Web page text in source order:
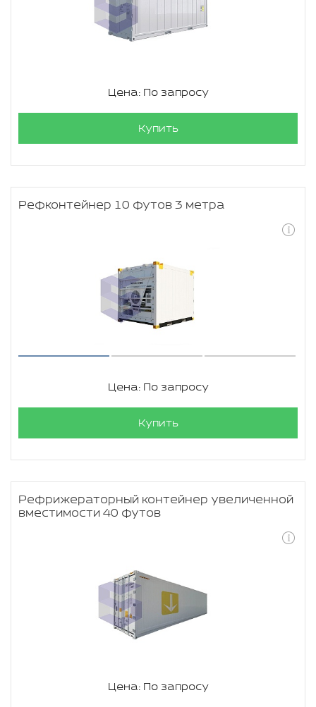
Цена: По запросу
Купить
Рефконтейнер 10 футов 3 метра
Цена: По запросу
Купить
Рефрижераторный контейнер увеличенной
вместимости 40 футов
Цена: По запросу